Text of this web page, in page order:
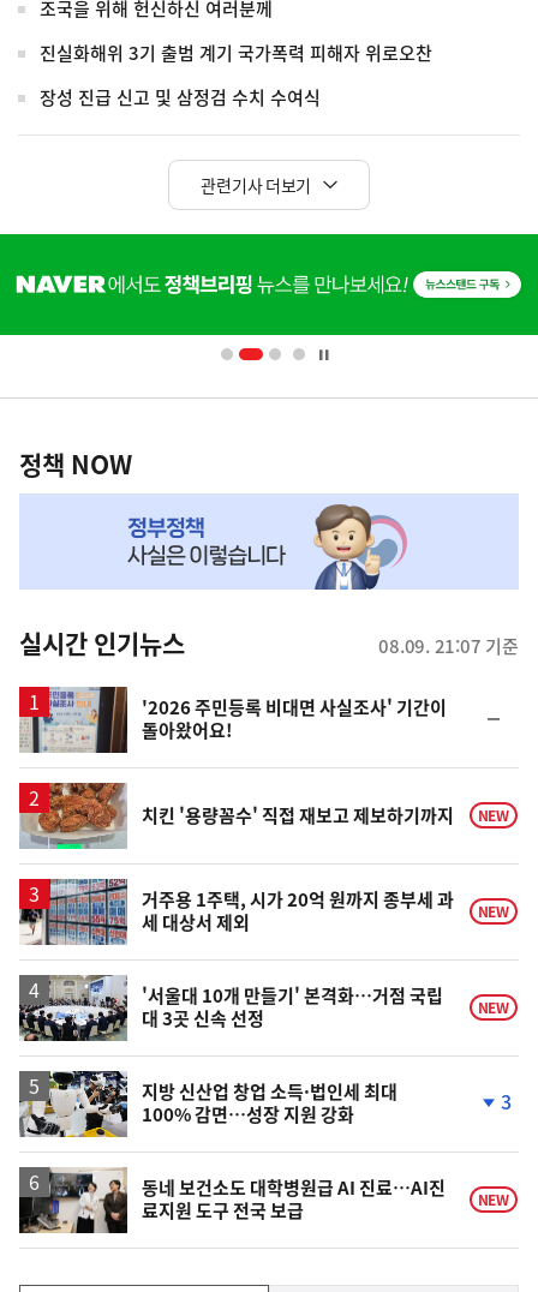
조국을 위해 헌신하신 여러분께
진실화해위 3기 출범 계기 국가폭력 피해자 위로오찬
장성 진급 신고 및 삼정검 수치 수여식
관련기사 더보기
단
영
책
NOW,
뉴
스
정책 NOW
실시간 인기뉴스 08.09. 21:07 기준
'2026 주민등록 비대면 사실조사' 기간이
돌아왔어요!
일
치킨 '용량꼼수' 직접 재보고 제보하기까지 NEW
거주용 1주택, 시가 20억 원까지 종부세 과
세 대상서 제외
NEW
'서울대 10개 만들기' 본격화…거점 국립
대 3곳 신속 선정
NEW
지방 신산업 창업 소득·법인세 최대
100% 감면…성장 지원 강화
락
3
동네 보건소도 대학병원급 AI 진료…AI진
료지원 도구 전국 보급
NEW